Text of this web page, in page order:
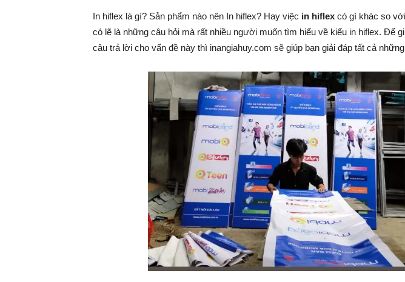
In hiflex là gì? Sản phẩm nào nên In hiflex? Hay việc in hiflex có gì khác so
có lẽ là những câu hỏi mà rất nhiều người muốn tìm hiểu về kiểu in hiflex. Để
câu trả lời cho vấn đề này thì inangiahuy.com sẽ giúp bạn giải đáp tất cả